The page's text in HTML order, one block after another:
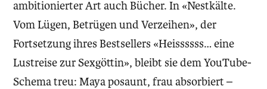
ambitionierter Art auch Bücher. In «Nestkälte.
Vom Lügen, Betrügen und Verzeihen», der
Fortsetzung ihres Bestsellers «Heissssss… eine
Lustreise zur Sexgöttin», bleibt sie dem YouTube-
Schema treu: Maya posaunt, frau absorbiert –